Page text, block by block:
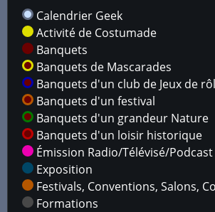
Calendrier Geek
Activité de Costumade
Banquets
Banquets de Mascarades
Banquets d'un club de Jeux de
Banquets d'un festival
Banquets d'un grandeur Nature
Banquets d'un loisir historique
Émission Radio/Télévisé/Podcast
Exposition
Festivals, Conventions, Salons,
Formations